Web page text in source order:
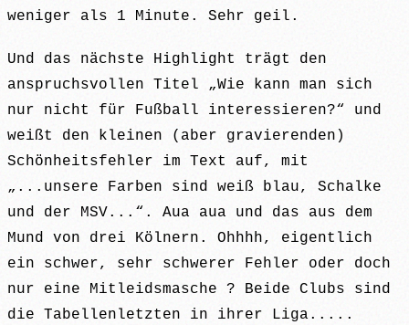
weniger als 1 Minute. Sehr geil.
Und das nächste Highlight trägt den
anspruchsvollen Titel „Wie kann man sich
nur nicht für Fußball interessieren?“ und
weißt den kleinen (aber gravierenden)
Schönheitsfehler im Text auf, mit
„...unsere Farben sind weiß blau, Schalke
und der MSV...“. Aua aua und das aus dem
Mund von drei Kölnern. Ohhhh, eigentlich
ein schwer, sehr schwerer Fehler oder doch
nur eine Mitleidsmasche ? Beide Clubs sind
die Tabellenletzten in ihrer Liga.....